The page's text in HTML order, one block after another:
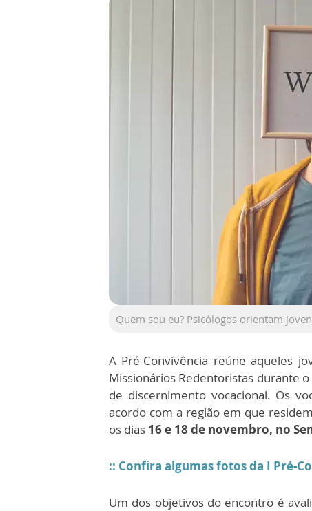
Quem sou eu? Psicólogos orientam
A Pré-Convivência reúne aqueles
Missionários Redentoristas durante
de discernimento vocacional. Os
acordo com a região em que
os dias 16 e 18 de novembro, no
:: Confira algumas fotos da I Pré-
Um dos objetivos do encontro é